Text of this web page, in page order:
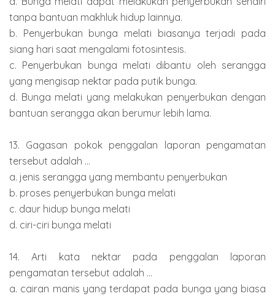
tanpa bantuan makhluk hidup lainnya.
b. Penyerbukan bunga melati biasanya terjadi pada
siang hari saat mengalami fotosintesis.
c. Penyerbukan bunga melati dibantu oleh serangga
yang mengisap nektar pada putik bunga.
d. Bunga melati yang melakukan penyerbukan dengan
bantuan serangga akan berumur lebih lama.
13. Gagasan pokok penggalan laporan pengamatan
tersebut adalah ...
a. jenis serangga yang membantu penyerbukan
b. proses penyerbukan bunga melati
c. daur hidup bunga melati
d. ciri-ciri bunga melati
14. Arti kata nektar pada penggalan laporan
pengamatan tersebut adalah ...
a. cairan manis yang terdapat pada bunga yang biasa